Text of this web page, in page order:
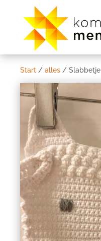
Start / alles / Slabbetje